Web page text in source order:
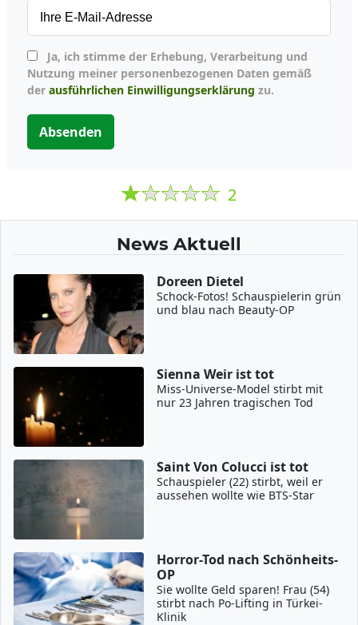
Nutzung meiner personenbezogenen Daten gemäß
der ausführlichen Einwilligungserklärung zu.
Absenden
2
News Aktuell
Doreen Dietel
Schock-Fotos! Schauspielerin grün
und blau nach Beauty-OP
Sienna Weir ist tot
Miss-Universe-Model stirbt mit
nur 23 Jahren tragischen Tod
Saint Von Colucci ist tot
Schauspieler (22) stirbt, weil er
aussehen wollte wie BTS-Star
Horror-Tod nach Schönheits-
OP
Sie wollte Geld sparen! Frau (54)
stirbt nach Po-Lifting in Türkei-
Klinik